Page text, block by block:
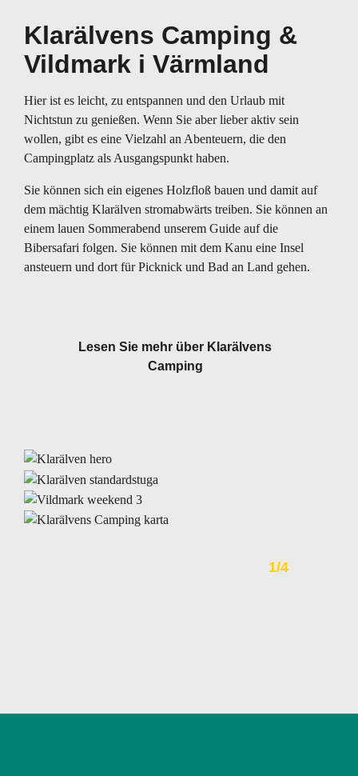
Klarälvens Camping &
Vildmark i Värmland
Hier ist es leicht, zu entspannen und den Urlaub mit
Nichtstun zu genießen. Wenn Sie aber lieber aktiv sein
wollen, gibt es eine Vielzahl an Abenteuern, die den
Campingplatz als Ausgangspunkt haben.
Sie können sich ein eigenes Holzfloß bauen und damit auf
dem mächtig Klarälven stromabwärts treiben. Sie können an
einem lauen Sommerabend unserem Guide auf die
Bibersafari folgen. Sie können mit dem Kanu eine Insel
ansteuern und dort für Picknick und Bad an Land gehen.
Lesen Sie mehr über Klarälvens
Camping
1/4